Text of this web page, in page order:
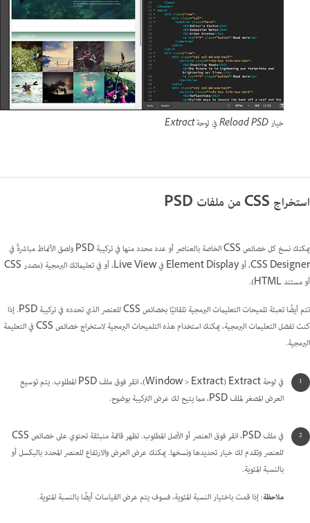
خيار Reload PSD في لوحة Extract
استخراج CSS من ملفات PSD
يمكنك نسخ كل خصائص CSS الخاصة بالعناصر أو عدد محدد منها في تركيبة PSD ولصق الأنماط مباشرةً في
CSS Designer، أو Element Display في Live View، أو في تعليماتك البرمجية (مصدر CSS
أو مستند HTML).
تتم أيضًا تعبئة تلميحات التعليمات البرمجية تلقائيًا بخصائص CSS للعنصر الذي تحدده في تركيبة PSD. إذا
كنت تفضل التعليمات البرمجية، يمكنك استخدام هذه التلميحات البرمجية لاستخراج خصائص CSS في التعليمة
البرمجية.
في لوحة Extract‏ ‎‏(‎Window > Extract‎‎)، انقر فوق ملف PSD المطلوب. يتم توسيع
العرض المصغر لملف PSD، مما يتيح لك عرض التركيبة بوضوح.
في ملف PSD، انقر فوق العنصر أو الأصل المطلوب. تظهر قائمة منبثقة تحتوي على خصائص CSS
للعنصر وتقدم لك خيار تحديدها ونسخها. يمكنك عرض العرض والارتفاع للعنصر المحدد بالبكسل أو
بالنسبة المئوية.
ملاحظة: إذا قمت باختيار النسبة المئوية، فسوف يتم عرض القياسات أيضًا بالنسبة المئوية.